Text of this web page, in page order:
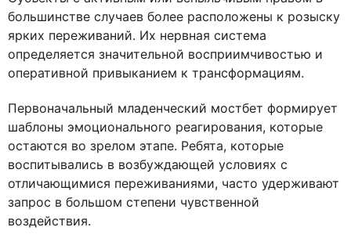
большинстве случаев более расположены к розыску
ярких переживаний. Их нервная система
определяется значительной восприимчивостью и
оперативной привыканием к трансформациям.
Первоначальный младенческий мостбет формирует
шаблоны эмоционального реагирования, которые
остаются во зрелом этапе. Ребята, которые
воспитывались в возбуждающей условиях с
отличающимися переживаниями, часто удерживают
запрос в большом степени чувственной
воздействия.